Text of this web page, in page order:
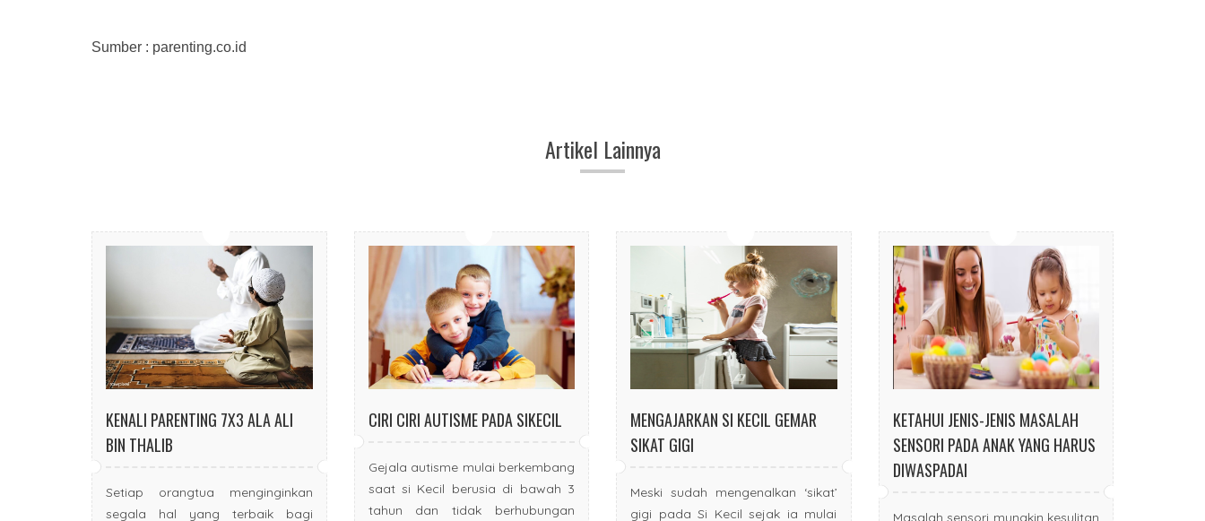
Sumber : parenting.co.id
Artikel Lainnya
KENALI PARENTING 7X3 ALA ALI
BIN THALIB
Setiap orangtua menginginkan
segala hal yang terbaik bagi
CIRI CIRI AUTISME PADA SIKECIL
Gejala autisme mulai berkembang
saat si Kecil berusia di bawah 3
tahun dan tidak berhubungan
MENGAJARKAN SI KECIL GEMAR
SIKAT GIGI
Meski sudah mengenalkan ‘sikat’
gigi pada Si Kecil sejak ia mulai
KETAHUI JENIS-JENIS MASALAH
SENSORI PADA ANAK YANG HARUS
DIWASPADAI
Masalah sensori mungkin kesulitan